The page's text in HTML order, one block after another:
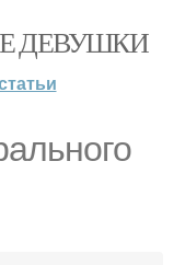
ДЕВУШКИ